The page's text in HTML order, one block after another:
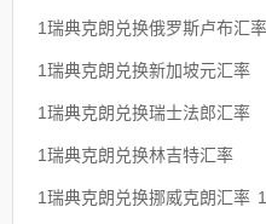
1瑞典克朗兑换俄罗斯卢布汇率
1瑞典克朗兑换新加坡元汇率
1瑞典克朗兑换瑞士法郎汇率
1瑞典克朗兑换林吉特汇率
1瑞典克朗兑换挪威克朗汇率